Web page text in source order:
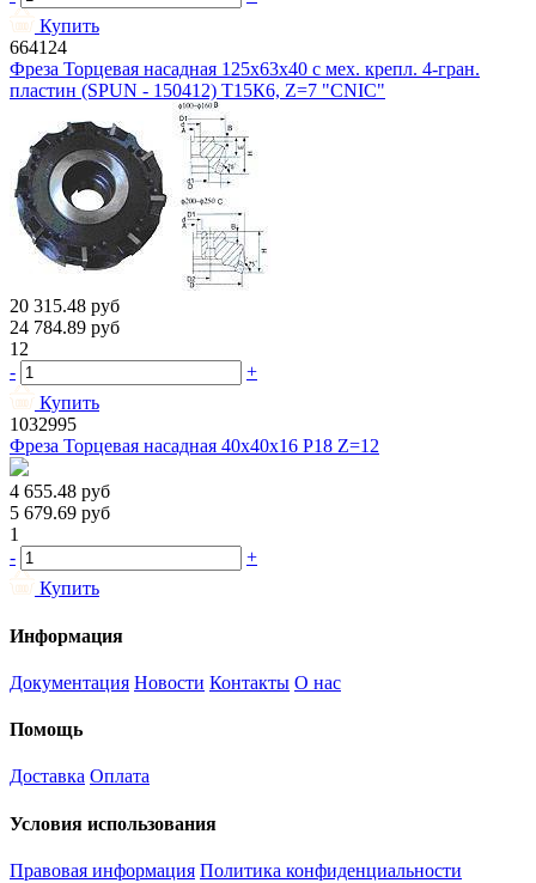
Купить
664124
Фреза Торцевая насадная 125х63х40 с мех. крепл. 4-гран.
пластин (SPUN - 150412) Т15К6, Z=7 "CNIC"
20 315.48 руб
24 784.89 руб
12
-
+
Купить
1032995
Фреза Торцевая насадная 40х40х16 Р18 Z=12
4 655.48 руб
5 679.69 руб
1
-
+
Купить
Информация
Документация Новости Контакты О нас
Помощь
Доставка Оплата
Условия использования
Правовая информация Политика конфиденциальности